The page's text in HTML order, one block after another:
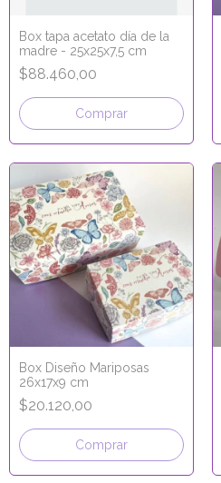
Box tapa acetato día de la
madre - 25x25x7,5 cm
$88.460,00
Comprar
Box Diseño Mariposas
26x17x9 cm
$20.120,00
Comprar